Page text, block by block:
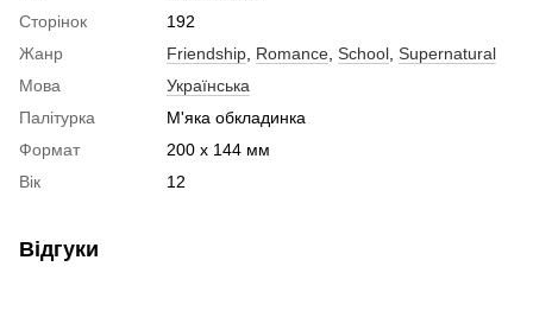
Сторінок
192
Жанр
Friendship Romance School Supernatural
Мова
Українська
Палітурка
М'яка обкладинка
Формат
200 x 144 мм
Вік
12
Відгуки